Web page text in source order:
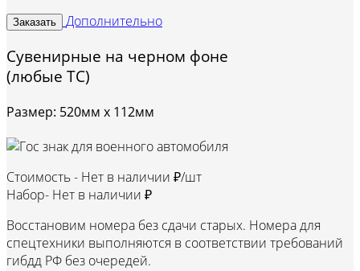
Заказать Дополнительно
Сувенирные на черном фоне
(любые ТС)
Размер: 520мм х 112мм
Стоимость - Нет в наличии ₽/шт
Набор- Нет в наличии ₽
Восстановим номера без сдачи старых. Номера для
спецтехники выполняются в соответствии требований
гибдд РФ без очередей.